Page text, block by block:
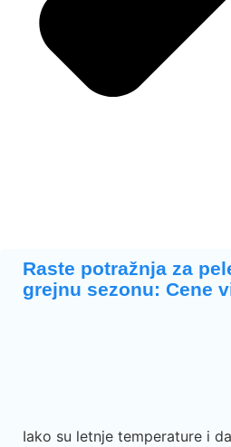
Raste potražnja za
grejnu sezonu: Cene
Iako su letnje temperature i